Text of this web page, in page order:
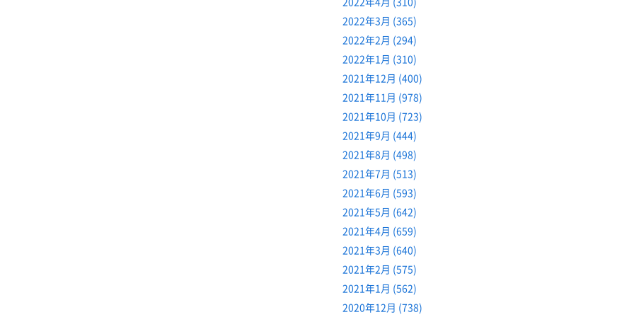
2022年3月 (365)
2022年2月 (294)
2022年1月 (310)
2021年12月 (400)
2021年11月 (978)
2021年10月 (723)
2021年9月 (444)
2021年8月 (498)
2021年7月 (513)
2021年6月 (593)
2021年5月 (642)
2021年4月 (659)
2021年3月 (640)
2021年2月 (575)
2021年1月 (562)
2020年12月 (738)